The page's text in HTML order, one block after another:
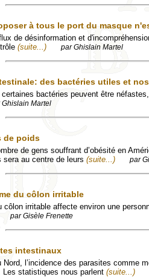
à tous le port du masque
de désinformation et
(suite...) par Ghislain Martel
des bactéries utiles et
bactéries peuvent être
Ghislain Martel
de poids
de gens souffrant d’obésité en
sera au centre de leurs (suite...) par
du côlon irritable
côlon irritable affecte environ une
par Gisèle Frenette
intestinaux
Nord, l’incidence des parasites comme
Les statistiques nous parlent (suite...)